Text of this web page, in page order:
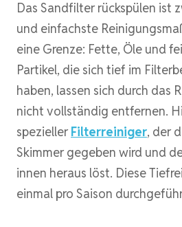
Das Sandfilter rückspülen ist
und einfachste
eine Grenze: Fette, Öle und
Partikel, die sich tief im
haben, lassen sich durch das
nicht vollständig entfernen.
speziellerFilterreiniger, der
Skimmer gegeben wird und
innen heraus löst. Diese
einmal pro Saison